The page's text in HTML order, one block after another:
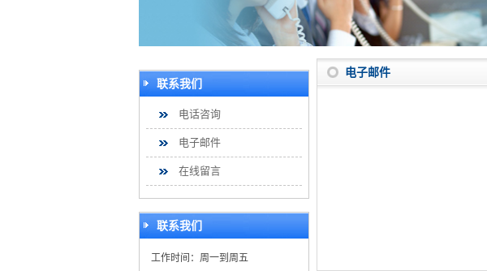
联系我们
电话咨询
电子邮件
在线留言
联系我们
工作时间：周一到周五
电子邮件